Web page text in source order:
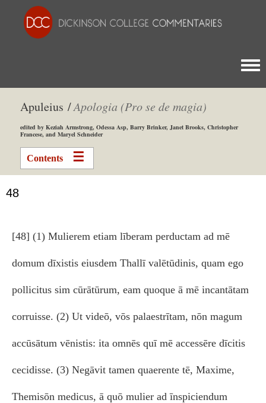
Apuleius /Apologia (Pro se de magia)
edited by Keziah Armstrong, Odessa Asp, Barry Brinker, Janet Brooks, Christopher
Francese, and Maryel Schneider
Contents
48
[48] (1) Mulierem etiam līberam perductam ad mē
domum dīxistis eiusdem Thallī valētūdinis, quam ego
pollicitus sim cūrātūrum, eam quoque ā mē incantātam
corruisse. (2) Ut videō, vōs palaestrītam, nōn magum
accūsātum vēnistis: ita omnēs quī mē accessēre dīcitis
cecidisse. (3) Negāvit tamen quaerente tē, Maxime,
Themisōn medicus, ā quō mulier ad īnspiciendum